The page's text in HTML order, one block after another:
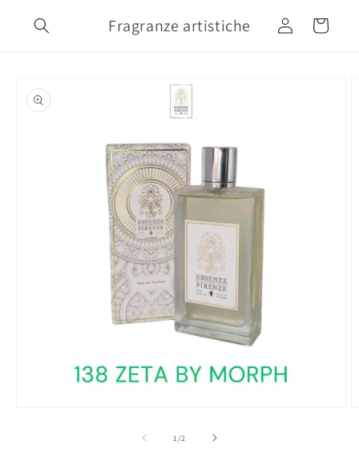
direttamente
ai contenuti
Fragranze artistiche Accedi Carrello
informazioni
sul prodotto
1 /su2